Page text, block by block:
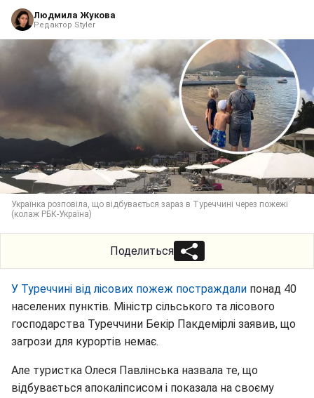
Людмила Жукова
Редактор Styler
Українка розповіла, що відбувається зараз в Туреччині через пожежі
(колаж РБК-Україна)
Поделиться
У Туреччині від лісових пожеж постраждали понад 40
населених пунктів. Міністр сільського та лісового
господарства Туреччини Бекір Пакдемірлі заявив, що
загрози для курортів немає.
Але туристка Олеся Павлінська назвала те, що
відбувається апокаліпсисом і показала на своєму